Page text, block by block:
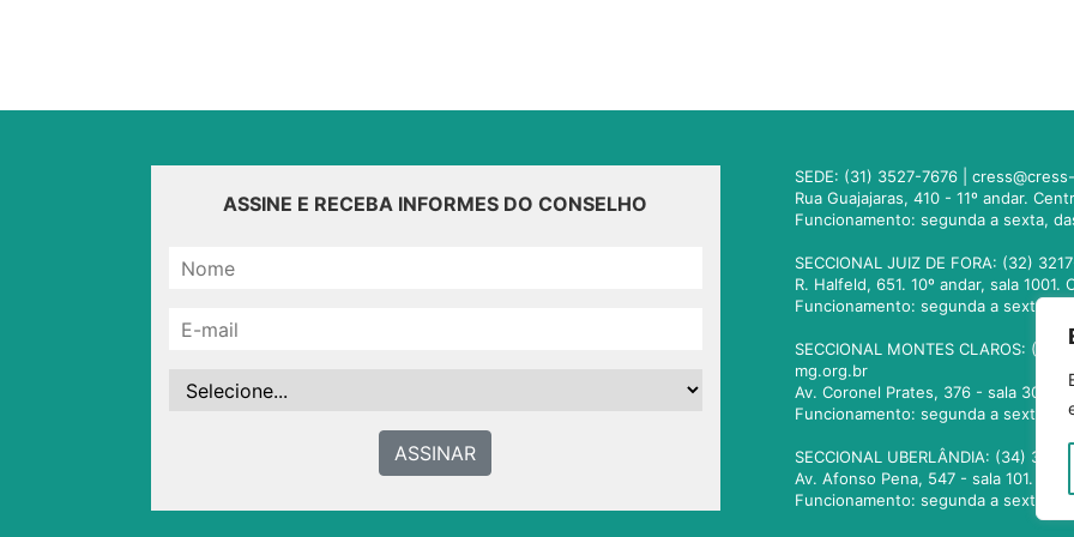
ASSINE E RECEBA INFORMES DO CONSELHO
ASSINAR
SEDE: (31) 3527-7676 |
Rua Guajajaras, 410 - 11º andar.
Funcionamento: segunda a sexta,
SECCIONAL JUIZ DE FORA: (32)
R. Halfeld, 651. 10º andar, sala
Funcionamento: segunda a sexta,
SECCIONAL MONTES CLAROS:
mg.org.br
Av. Coronel Prates, 376 - sala 301.
Funcionamento: segunda a sexta,
SECCIONAL UBERLÂNDIA: (34)
Av. Afonso Pena, 547 - sala 101.
Funcionamento: segunda a sexta,